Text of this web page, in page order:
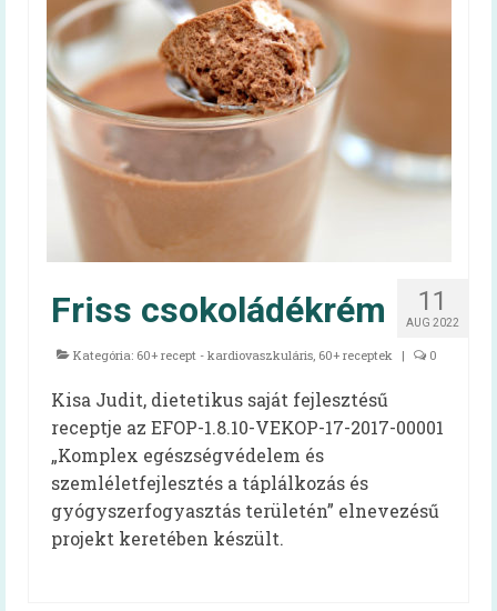
Óvodai táplálkozás-egészségügyi
felmérés
Videók
Mindent a menzáról videók
Reform Menza videók
Diétás étkeztetés kiadvány
Hidegétel
Egészséges táplálkozást ösztönző iskola
Kóstolj bele a nagyvilágba!
Pályázatok
Keressük Magyarország legkedveltebb
közétkeztetésben dolgozó szakembereit
11
AUG 2022
Friss csokoládékrém
Kategória: 60+ recept - kardiovaszkuláris, 60+ receptek | 0
Kisa Judit, dietetikus saját fejlesztésű
receptje az EFOP-1.8.10-VEKOP-17-2017-00001
„Komplex egészségvédelem és
szemléletfejlesztés a táplálkozás és
gyógyszerfogyasztás területén” elnevezésű
projekt keretében készült.